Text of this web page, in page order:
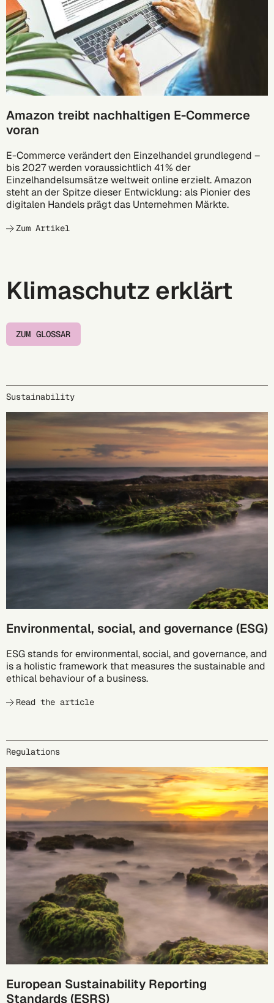
Amazon treibt nachhaltigen E-Commerce
voran
E-Commerce verändert den Einzelhandel grundlegend –
bis 2027 werden voraussichtlich 41 % der
Einzelhandelsumsätze weltweit online erzielt. Amazon
steht an der Spitze dieser Entwicklung: als Pionier des
digitalen Handels prägt das Unternehmen Märkte.
Zum Artikel
Klimaschutz erklärt
ZUM GLOSSAR
Sustainability
Environmental, social, and governance (ESG)
ESG stands for environmental, social, and governance, and
is a holistic framework that measures the sustainable and
ethical behaviour of a business.
Read the article
Regulations
European Sustainability Reporting
Standards (ESRS)